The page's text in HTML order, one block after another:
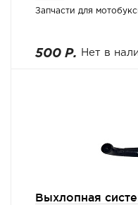
Запчасти для
500 Р. Нет в
Выхлопная